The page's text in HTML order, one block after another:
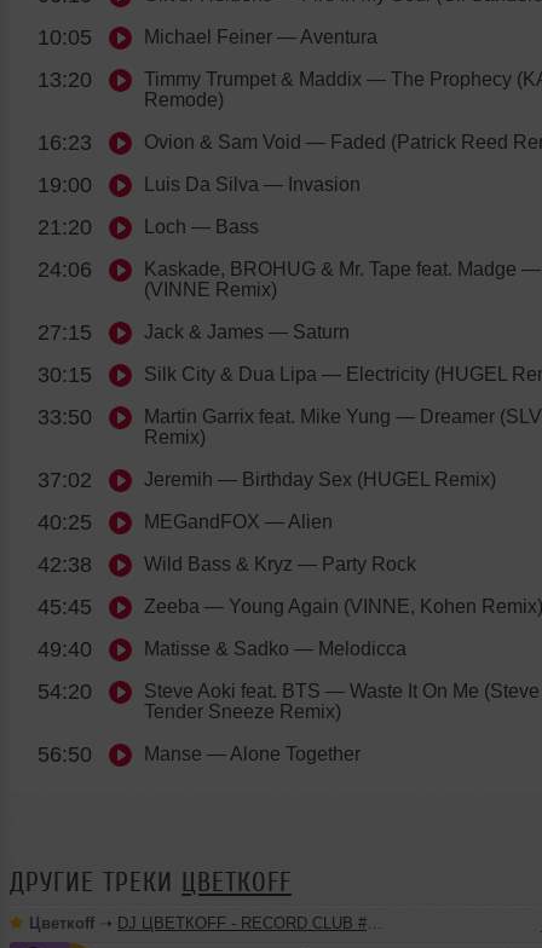
10:05 Michael Feiner — Aventura
13:20 Timmy Trumpet & Maddix — The Prophecy
Remode)
16:23 Ovion & Sam Void — Faded (Patrick Reed
19:00 Luis Da Silva — Invasion
21:20 Loch — Bass
24:06 Kaskade, BROHUG & Mr. Tape feat. Madge —
(VINNE Remix)
27:15 Jack & James — Saturn
30:15 Silk City & Dua Lipa — Electricity (HUGEL
33:50 Martin Garrix feat. Mike Yung — Dreamer
Remix)
37:02 Jeremih — Birthday Sex (HUGEL Remix)
40:25 MEGandFOX — Alien
42:38 Wild Bass & Kryz — Party Rock
45:45 Zeeba — Young Again (VINNE, Kohen Remix)
49:40 Matisse & Sadko — Melodicca
54:20 Steve Aoki feat. BTS — Waste It On Me
Tender Sneeze Remix)
56:50 Manse — Alone Together
ДРУГИЕ ТРЕКИ ЦВЕТКОFF
Цветкоff ➝ DJ ЦВЕТКОFF - RECORD CLUB #188 (15-05-2022)